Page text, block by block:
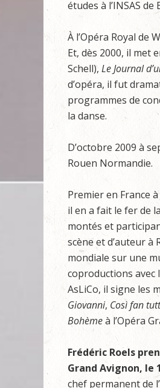
études à l’INSAS
À l’Opéra Royal de
Et, dès 2000, il met
Schell), Le Journal
d’opéra, il fut
programmes de
la danse.
D’octobre 2009 à
Rouen Normandie.
Premier en France
il en a fait le fer de
montés et
scène et d’auteur à
mondiale sur une
coproductions avec
AsLiCo, il signe les
Giovanni, Così fan
Bohèmeà l’Opéra
Frédéric Roels
Grand Avignon, le 1
chef permanent de